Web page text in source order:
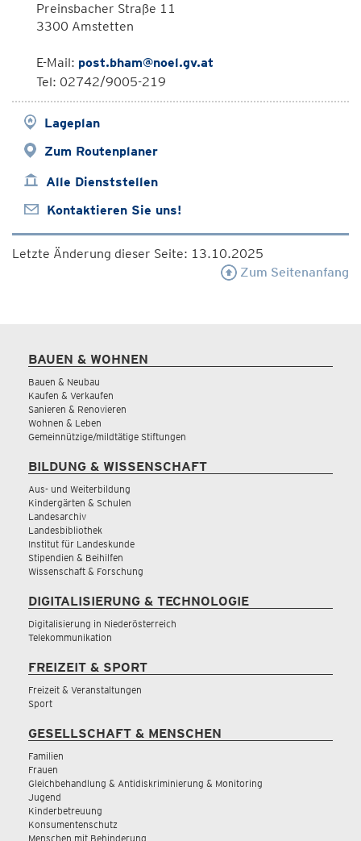
Preinsbacher Straße 11
3300 Amstetten
E-Mail: post.bham@noel.gv.at
Tel: 02742/9005-219
Lageplan
Zum Routenplaner
Alle Dienststellen
Kontaktieren Sie uns!
Letzte Änderung dieser Seite: 13.10.2025
Zum Seitenanfang
BAUEN & WOHNEN
Bauen & Neubau
Kaufen & Verkaufen
Sanieren & Renovieren
Wohnen & Leben
Gemeinnützige/mildtätige Stiftungen
BILDUNG & WISSENSCHAFT
Aus- und Weiterbildung
Kindergärten & Schulen
Landesarchiv
Landesbibliothek
Institut für Landeskunde
Stipendien & Beihilfen
Wissenschaft & Forschung
DIGITALISIERUNG & TECHNOLOGIE
Digitalisierung in Niederösterreich
Telekommunikation
FREIZEIT & SPORT
Freizeit & Veranstaltungen
Sport
GESELLSCHAFT & MENSCHEN
Familien
Frauen
Gleichbehandlung & Antidiskriminierung & Monitoring
Jugend
Kinderbetreuung
Konsumentenschutz
Menschen mit Behinderung